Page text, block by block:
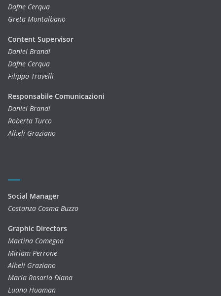
Dafne Cerqua
Greta Montalbano
Content Supervisor
Daniel Brandi
Dafne Cerqua
Filippo Travelli
Responsabile Comunicazioni
Daniel Brandi
Roberta Turco
Alheli Graziano
Social Manager
Costanza Cosma Buzzo
Graphic Directors
Martina Comegna
Miriam Perrone
Alheli Graziano
Maria Rosaria Diana
Luana Huaman